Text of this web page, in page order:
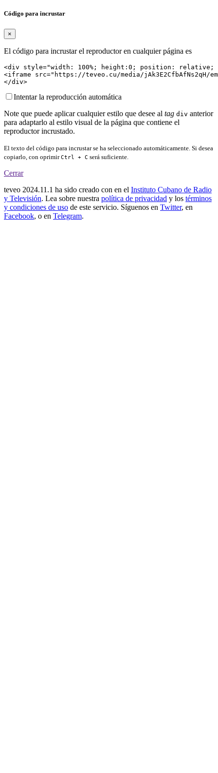
Código para incrustar
×
El código para incrustar el reproductor en cualquier página es
<div style="width: 100%; height:0; position: relative;
<iframe src="https://teveo.cu/media/
</div>
Intentar la reproducción automática
Note que puede aplicar cualquier estilo que desee al tag div anterior
para adaptarlo al estilo visual de la página que contiene el
reproductor incrustado.
El texto del código para incrustar se ha seleccionado automáticamente. Si desea
copiarlo, con oprimirCtrl + C será suficiente.
Cerrar
teveo 2024.11.1 ha sido creado con en el Instituto Cubano de Radio
y Televisión. Lea sobre nuestra política de privacidad y los términos
y condiciones de uso de este servicio. Síguenos en Twitter, en
Facebook, o en Telegram.